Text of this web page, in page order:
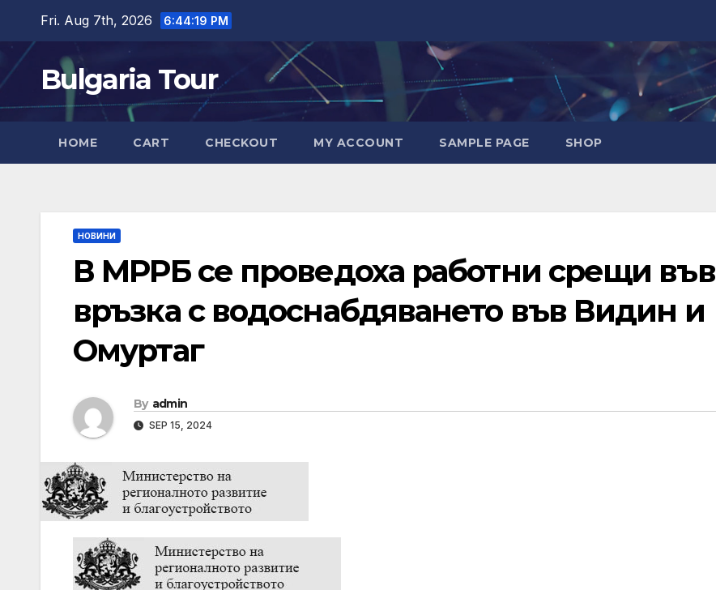
content
Fri. Aug 7th, 2026 6:44:20 PM
Bulgaria Tour
HOME CART CHECKOUT MY ACCOUNT SAMPLE PAGE SHOP
НОВИНИ
В МРРБ се проведоха работни срещи във
връзка с водоснабдяването във Видин и
Омуртаг
By admin
SEP 15, 2024